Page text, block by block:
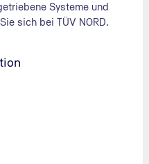
Systeme und
sich bei TÜV NORD.
Sie die Möglichkeit
(5 €/Tag) bzw. in der